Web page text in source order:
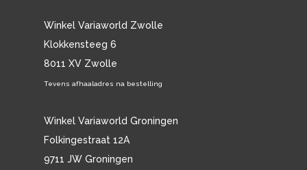
Winkel Variaworld Zwolle
Klokkensteeg 6
8011 XV Zwolle
Tevens afhaaladres na bestelling
Winkel Variaworld Groningen
Folkingestraat 12A
9711 JW Groningen